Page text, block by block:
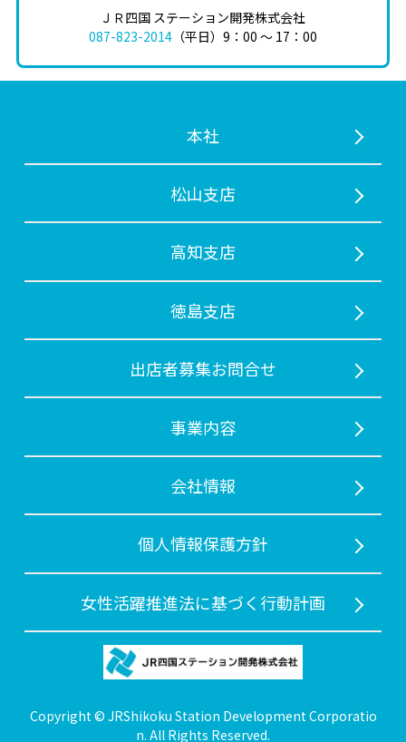
ＪＲ四国 ステーション開発株式会社
087-823-2014（平日）9：00 ～ 17：00
本社
松山支店
⾼知支店
徳島支店
出店者募集お問合せ
事業内容
会社情報
個人情報保護方針
女性活躍推進法に基づく行動計画
Copyright © JRShikoku Station Development Corporatio
n. All Rights Reserved.